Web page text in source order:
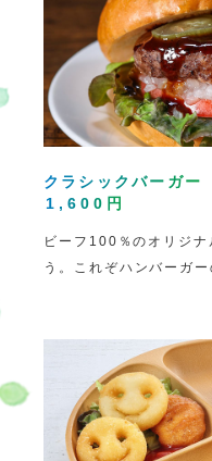
クラシックバーガー
1,600円
ビーフ100％のオリジ
う。これぞハンバーガー